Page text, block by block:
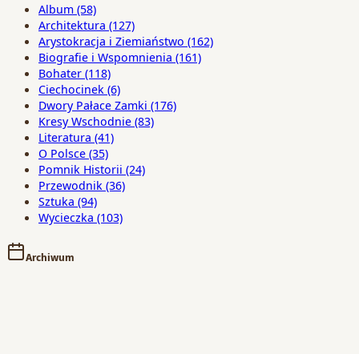
Album (58)
Architektura (127)
Arystokracja i Ziemiaństwo (162)
Biografie i Wspomnienia (161)
Bohater (118)
Ciechocinek (6)
Dwory Pałace Zamki (176)
Kresy Wschodnie (83)
Literatura (41)
O Polsce (35)
Pomnik Historii (24)
Przewodnik (36)
Sztuka (94)
Wycieczka (103)
Archiwum